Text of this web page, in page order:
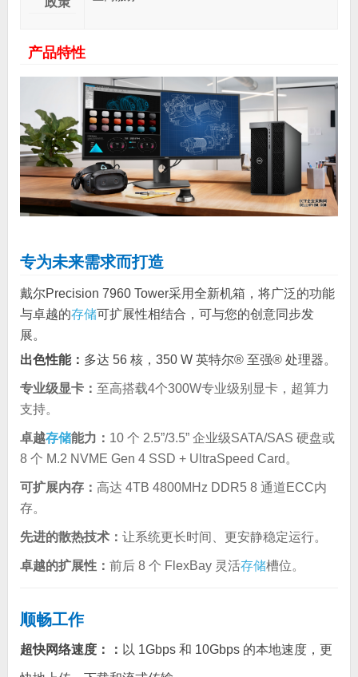
产品特性
专为未来需求而打造
戴尔Precision 7960 Tower采用全新机箱，将广泛的功能
与卓越的存储可扩展性相结合，可与您的创意同步发
展。
出色性能： 多达 56 核，350 W 英特尔® 至强® 处理器。
专业级显卡： 至高搭载4个300W专业级别显卡，超算力
支持。
卓越存储能力： 10 个 2.5”/3.5” 企业级SATA/SAS 硬盘或
8 个 M.2 NVME Gen 4 SSD + UltraSpeed Card。
可扩展内存： 高达 4TB 4800MHz DDR5 8 通道ECC内
存。
先进的散热技术： 让系统更长时间、更安静稳定运行。
卓越的扩展性： 前后 8 个 FlexBay 灵活存储槽位。
顺畅工作
超快网络速度： ： 以 1Gbps 和 10Gbps 的本地速度，更